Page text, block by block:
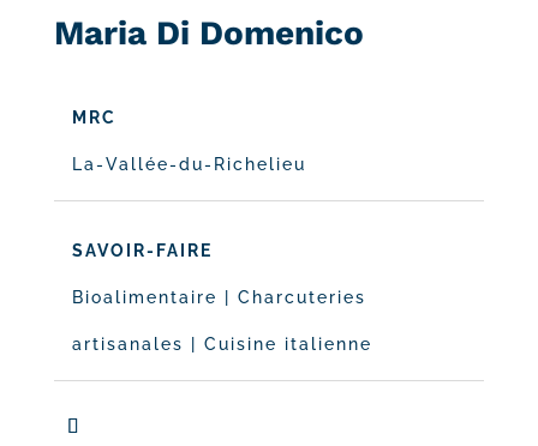
Maria Di Domenico
MRC
La-Vallée-du-Richelieu
SAVOIR-FAIRE
Bioalimentaire Charcuteries
artisanales Cuisine italienne